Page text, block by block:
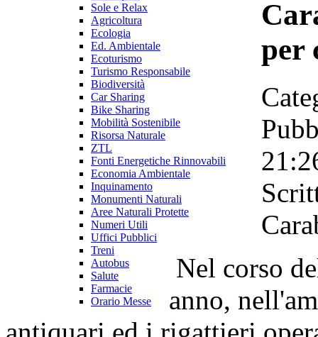
Sole e Relax
Agricoltura
Ecologia
Ed. Ambientale
Ecoturismo
Turismo Responsabile
Biodiversità
Car Sharing
Bike Sharing
Mobilità Sostenibile
Risorsa Naturale
ZTL
Fonti Energetiche Rinnovabili
Economia Ambientale
Inquinamento
Monumenti Naturali
Aree Naturali Protette
Numeri Utili
Uffici Pubblici
Treni
Autobus
Salute
Farmacie
Orario Messe
per
Nel corso
anno,